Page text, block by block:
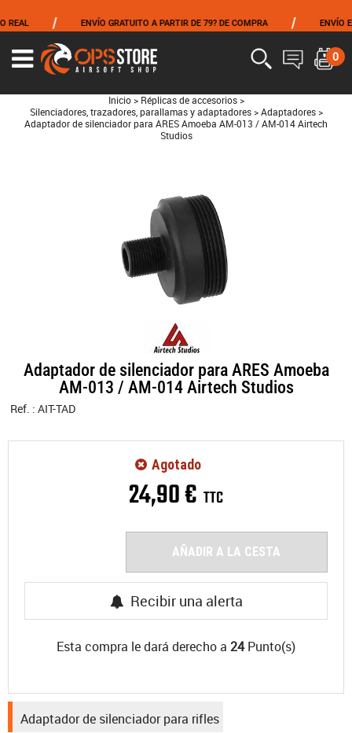
ENVÍO GRATUITO A PARTIR DE 79? DE COMPRA ENVÍO EL
0
Inicio > Réplicas de accesorios >
Silenciadores, trazadores, parallamas y adaptadores > Adaptadores >
Adaptador de silenciador para ARES Amoeba AM-013 / AM-014 Airtech
Studios
Adaptador de silenciador para ARES Amoeba
AM-013 / AM-014 Airtech Studios
Ref. : AIT-TAD
24,90€ TTC
Agotado
AÑADIR A LA CESTA
Recibir una alerta
Esta compra le dará derecho a 24Punto(s)
Adaptador de silenciador para rifles